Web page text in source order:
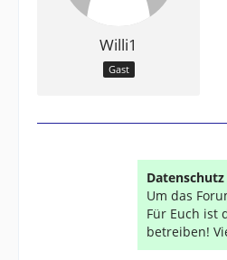
Willi1
Gast
Datenschutz
Um das
Für Euch ist
betreiben!